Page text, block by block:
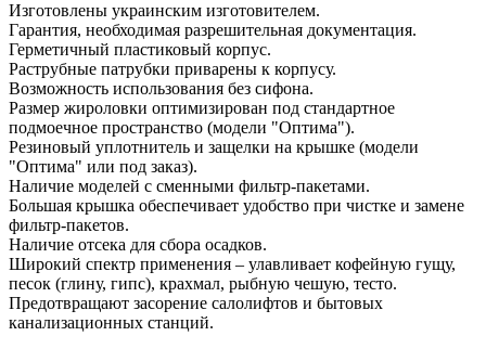
Изготовлены украинским изготовителем.
Гарантия, необходимая разрешительная документация.
Герметичный пластиковый корпус.
Раструбные патрубки приварены к корпусу.
Возможность использования без сифона.
Размер жироловки оптимизирован под стандартное
подмоечное пространство (модели "Оптима").
Резиновый уплотнитель и защелки на крышке (модели
"Оптима" или под заказ).
Наличие моделей с сменными фильтр-пакетами.
Большая крышка обеспечивает удобство при чистке и замене
фильтр-пакетов.
Наличие отсека для сбора осадков.
Широкий спектр применения – улавливает кофейную гущу,
песок (глину, гипс), крахмал, рыбную чешую, тесто.
Предотвращают засорение салолифтов и бытовых
канализационных станций.